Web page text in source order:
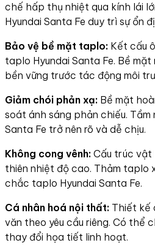
chế hấp thụ nhiệt qua kính lái
Hyundai Santa Fe duy trì sự ổn
Bảo vệ bề mặt taplo: Kết cấu
taplo Hyundai Santa Fe. Bề
bền vững trước tác động môi
Giảm chói phản xạ: Bề mặt
soát ánh sáng phản chiếu.
Santa Fe trở nên rõ và dễ chịu.
Không cong vênh: Cấu trúc vật
thiên nhiệt độ cao. Thảm taplo
chắc taplo Hyundai Santa Fe.
Cá nhân hoá nội thất: Thiết kế
văn theo yêu cầu riêng. Có thể
thay đổi họa tiết linh hoạt.